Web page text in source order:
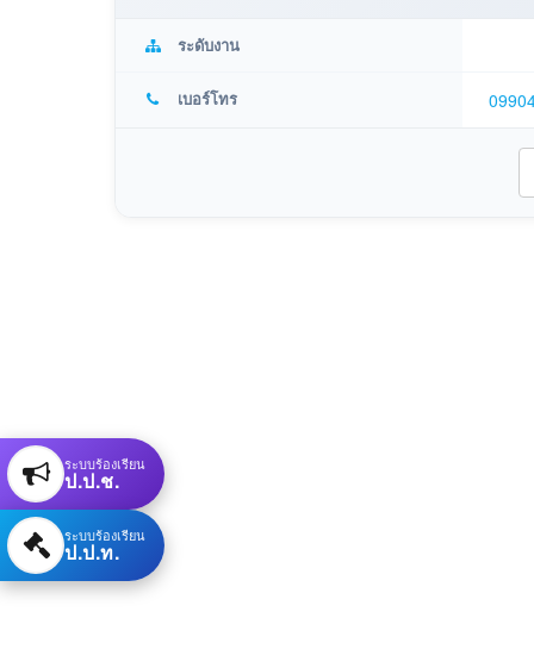
ระดับงาน
เบอร์โทร
ระบบร้องเรียน
ป.ป.ช.
ระบบร้องเรียน
ป.ป.ท.